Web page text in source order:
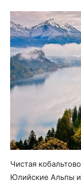
Чистая
Юлийские Альпы и